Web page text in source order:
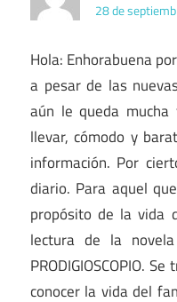
28 de
Hola: Enhorabuena
a pesar de las
aún le queda
llevar, cómodo y
información. Por
diario. Para aquel
propósito de la vida
lectura de la
PRODIGIOSCOPIO.
conocer la vida del